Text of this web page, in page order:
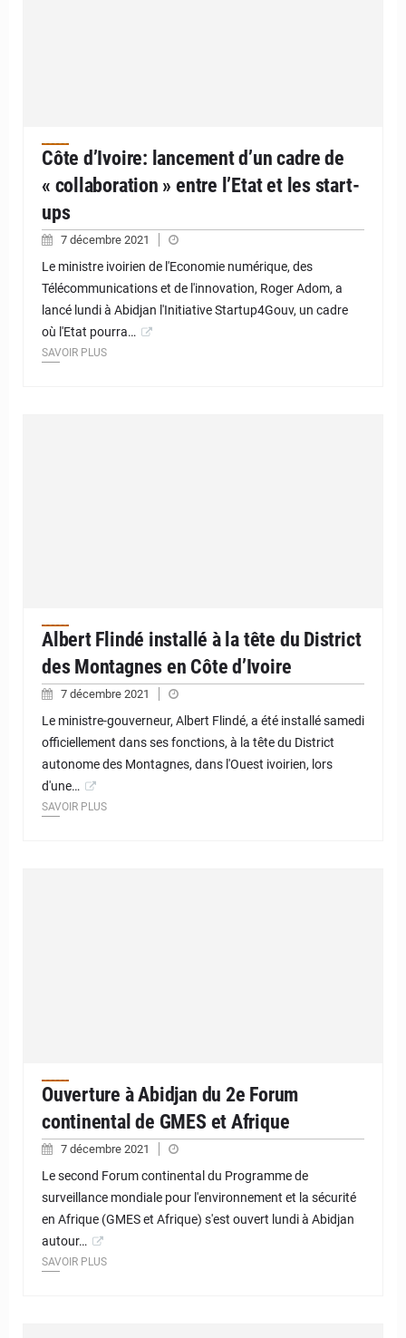
Côte d’Ivoire: lancement d’un cadre de
« collaboration » entre l’Etat et les start-
ups
7 décembre 2021
Le ministre ivoirien de l'Economie numérique, des
Télécommunications et de l'innovation, Roger Adom, a
lancé lundi à Abidjan l'Initiative Startup4Gouv, un cadre
où l'Etat pourra…
SAVOIR PLUS
Albert Flindé installé à la tête du District
des Montagnes en Côte d’Ivoire
7 décembre 2021
Le ministre-gouverneur, Albert Flindé, a été installé samedi
officiellement dans ses fonctions, à la tête du District
autonome des Montagnes, dans l'Ouest ivoirien, lors
d'une…
SAVOIR PLUS
Ouverture à Abidjan du 2e Forum
continental de GMES et Afrique
7 décembre 2021
Le second Forum continental du Programme de
surveillance mondiale pour l'environnement et la sécurité
en Afrique (GMES et Afrique) s'est ouvert lundi à Abidjan
autour…
SAVOIR PLUS